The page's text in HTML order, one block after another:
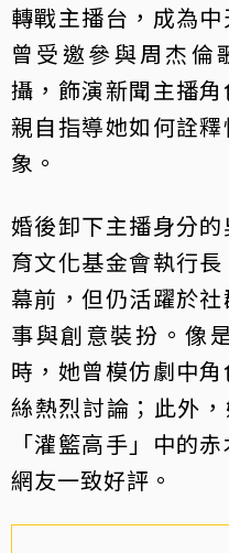
轉戰主播台，成為
曾受邀參與周杰倫
攝，飾演新聞主播
親自指導她如何詮
象。
婚後卸下主播身分
育文化基金會執行
幕前，但仍活躍於
事與創意裝扮。像
時，她曾模仿劇中
絲熱烈討論；此外
「灌籃高手」中的
網友一致好評。